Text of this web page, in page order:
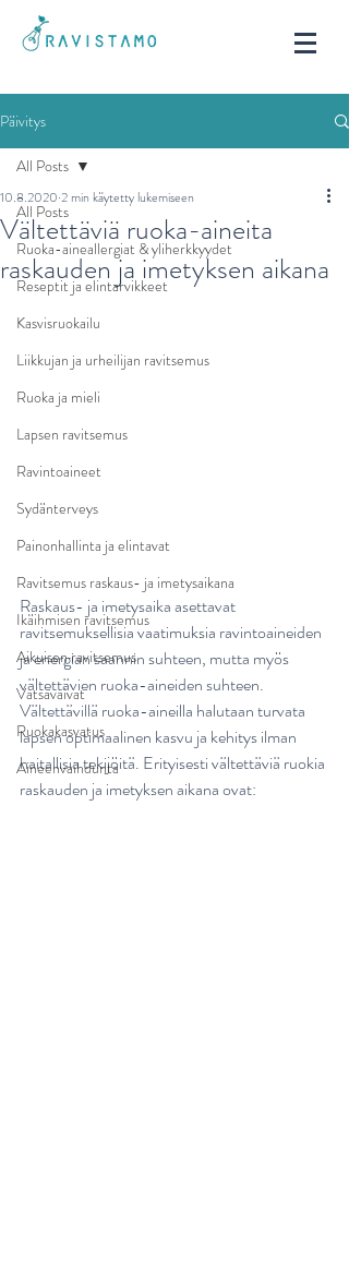
Päivitys
All Posts
Ruoka-aineallergiat & yliherkkyydet
Reseptit ja elintarvikkeet
Kasvisruokailu
Liikkujan ja urheilijan ravitsemus
Ruoka ja mieli
Lapsen ravitsemus
Ravintoaineet
Sydänterveys
Painonhallinta ja elintavat
Ravitsemus raskaus- ja imetysaikana
Ikäihmisen ravitsemus
Aikuisen ravitsemus
Vatsavaivat
Ruokakasvatus
Aineenvaihdunta
All Posts
Vältettäviä ruoka-aineita
raskauden ja imetyksen aikana
10.8.2020 2 min käytetty lukemiseen
Raskaus- ja imetysaika asettavat
ravitsemuksellisia vaatimuksia ravintoaineiden
ja energian saannin suhteen, mutta myös
vältettävien ruoka-aineiden suhteen.
Vältettävillä ruoka-aineilla halutaan turvata
lapsen optimaalinen kasvu ja kehitys ilman
haitallisia tekijöitä. Erityisesti vältettäviä ruokia
raskauden ja imetyksen aikana ovat: